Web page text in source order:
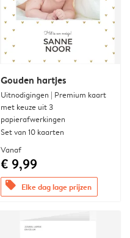
Gouden hartjes
Uitnodigingen | Premium kaart
met keuze uit 3
papierafwerkingen
Set van 10 kaarten
Vanaf
€ 9,99
offers Elke dag lage prijzen